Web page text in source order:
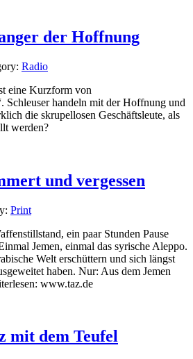
der Hoffnung
Radio
eine Kurzform von
Schleuser handeln mit der Hoffnung und
die skrupellosen Geschäftsleute, als
werden?
und vergessen
Print
ein paar Stunden Pause
Jemen, einmal das syrische Aleppo.
Welt erschüttern und sich längst
haben. Nur: Aus dem Jemen
www.taz.de
mit dem Teufel